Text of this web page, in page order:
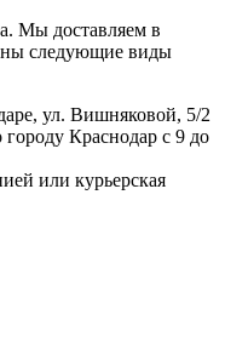
Мы доставляем в
следующие виды
ул. Вишняковой, 5/2
городу Краснодар с 9 до
или курьерская